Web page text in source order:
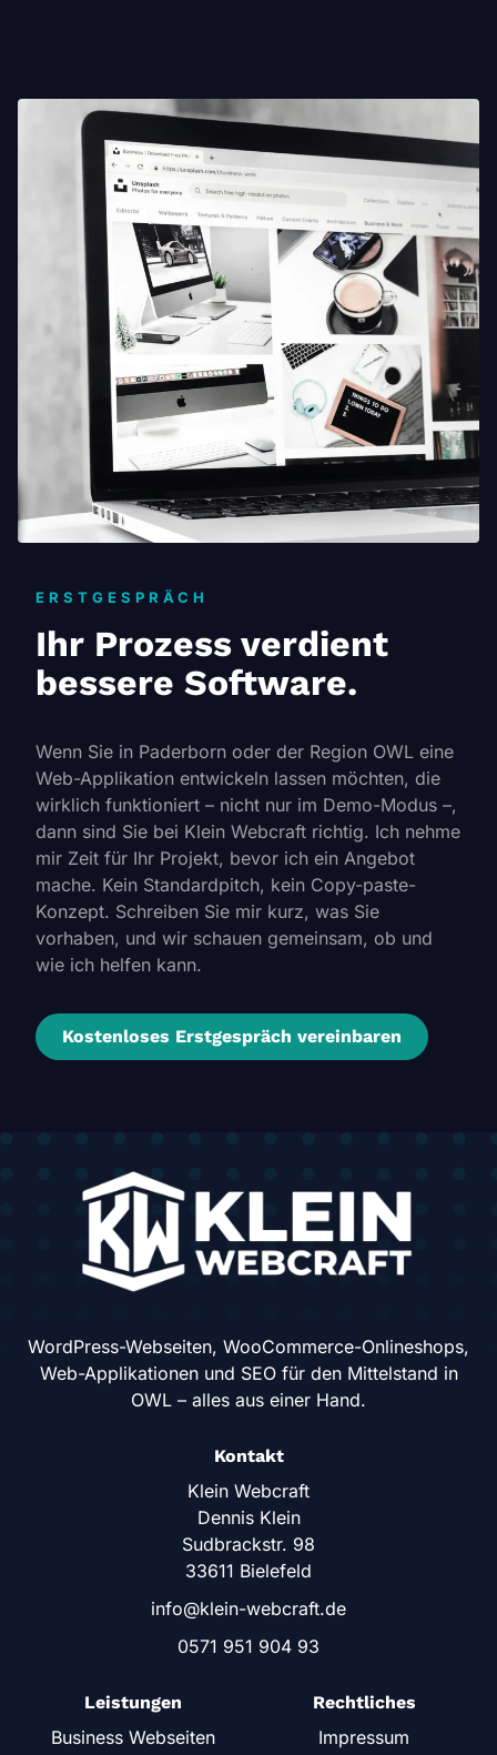
ERSTGESPRÄCH
Ihr Prozess verdient
bessere Software.
Wenn Sie in Paderborn oder der Region OWL eine
Web-Applikation entwickeln lassen möchten, die
wirklich funktioniert – nicht nur im Demo-Modus –,
dann sind Sie bei Klein Webcraft richtig. Ich nehme
mir Zeit für Ihr Projekt, bevor ich ein Angebot
mache. Kein Standardpitch, kein Copy-paste-
Konzept. Schreiben Sie mir kurz, was Sie
vorhaben, und wir schauen gemeinsam, ob und
wie ich helfen kann.
Kostenloses Erstgespräch vereinbaren
WordPress-Webseiten, WooCommerce-Onlineshops,
Web-Applikationen und SEO für den Mittelstand in
OWL – alles aus einer Hand.
Kontakt
Klein Webcraft
Dennis Klein
Sudbrackstr. 98
33611 Bielefeld
info@klein-webcraft.de
0571 951 904 93
Leistungen
Business Webseiten
Rechtliches
Impressum